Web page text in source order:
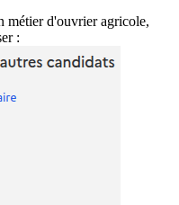
métier d'ouvrier agricole,
: